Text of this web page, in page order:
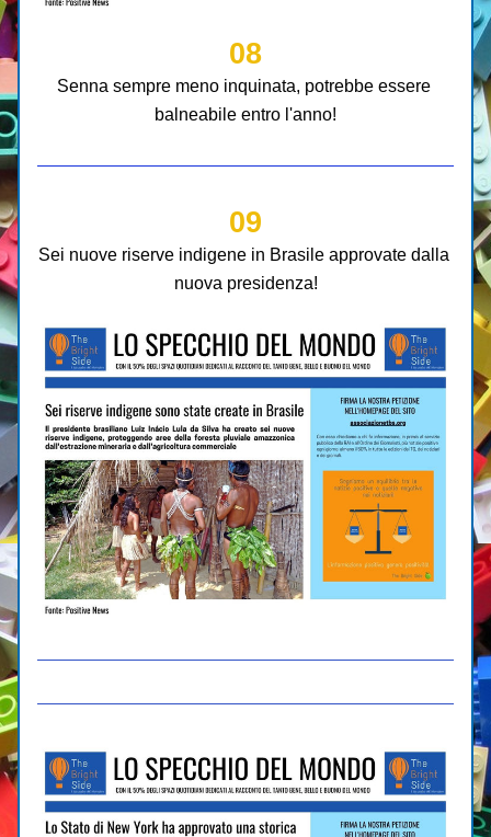
08
Senna sempre meno inquinata, potrebbe essere
balneabile entro l'anno!
09
Sei nuove riserve indigene in Brasile approvate dalla
nuova presidenza!